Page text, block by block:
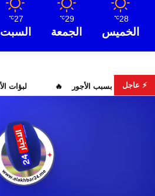
28
℃
الخميس
29
℃
الجمعة
27
℃
السبت
⚡ عاجل
احتقان بمستشفى ابن سينا بسبب الأجور